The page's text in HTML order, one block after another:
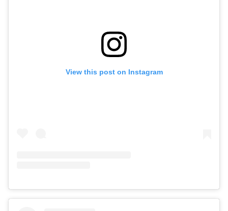
View this post on Instagram